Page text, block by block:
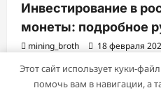
Инвестирование в
монеты: подробное
mining_broth 18 февраля
Этот сайт использует куки-
помочь вам в навигации, а